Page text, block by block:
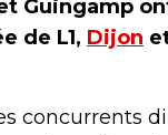
Guingamp
de L1, Dijon
concurrents